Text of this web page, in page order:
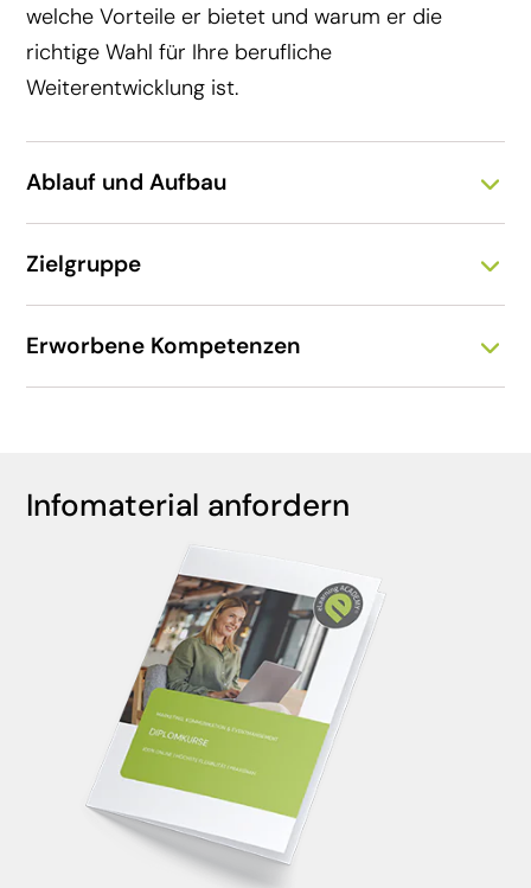
welche Vorteile er bietet und warum er die
richtige Wahl für Ihre berufliche
Weiterentwicklung ist.
Ablauf und Aufbau
Zielgruppe
Erworbene Kompetenzen
Infomaterial anfordern